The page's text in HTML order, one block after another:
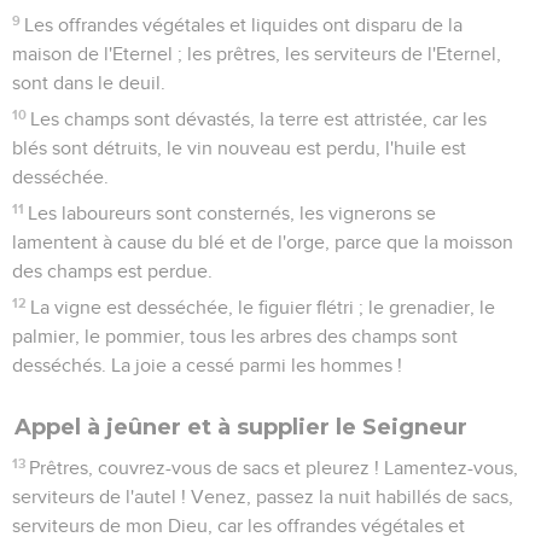
9 Les offrandes végétales et liquides ont disparu de la
maison de l'Eternel ; les prêtres, les serviteurs de l'Eternel,
sont dans le deuil.
10 Les champs sont dévastés, la terre est attristée, car les
blés sont détruits, le vin nouveau est perdu, l'huile est
desséchée.
11 Les laboureurs sont consternés, les vignerons se
lamentent à cause du blé et de l'orge, parce que la moisson
des champs est perdue.
12 La vigne est desséchée, le figuier flétri ; le grenadier, le
palmier, le pommier, tous les arbres des champs sont
desséchés. La joie a cessé parmi les hommes !
Appel à jeûner et à supplier le Seigneur
13 Prêtres, couvrez-vous de sacs et pleurez ! Lamentez-vous,
serviteurs de l'autel ! Venez, passez la nuit habillés de sacs,
serviteurs de mon Dieu, car les offrandes végétales et